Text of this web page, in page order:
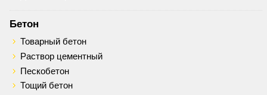
Бетон
Товарный бетон
Раствор цементный
Пескобетон
Тощий бетон